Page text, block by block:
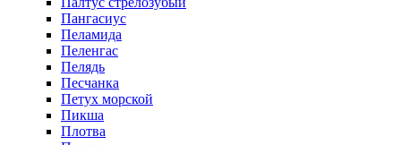
Пангасиус
Пеламида
Пеленгас
Пелядь
Песчанка
Петух морской
Пикша
Плотва